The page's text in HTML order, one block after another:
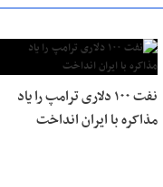
نفت ۱۰۰ دلاری ترامپ را یاد
مذاکره با ایران انداخت